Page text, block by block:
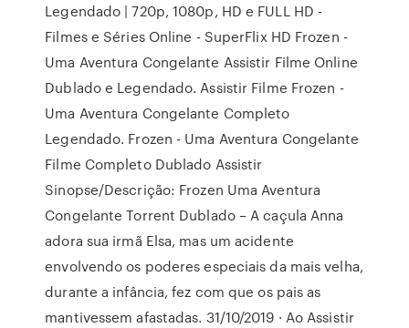
Legendado | 720p, 1080p, HD e FULL HD -
Filmes e Séries Online - SuperFlix HD Frozen -
Uma Aventura Congelante Assistir Filme Online
Dublado e Legendado. Assistir Filme Frozen -
Uma Aventura Congelante Completo
Legendado. Frozen - Uma Aventura Congelante
Filme Completo Dublado Assistir
Sinopse/Descrição: Frozen Uma Aventura
Congelante Torrent Dublado – A caçula Anna
adora sua irmã Elsa, mas um acidente
envolvendo os poderes especiais da mais velha,
durante a infância, fez com que os pais as
mantivessem afastadas. 31/10/2019 · Ao Assistir